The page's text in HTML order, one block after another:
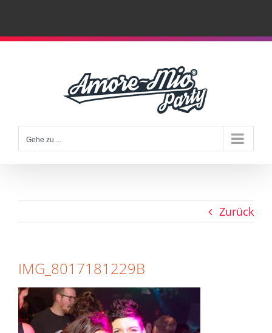
Zum
Gehe zu ...
Zurück
IMG_8017181229B